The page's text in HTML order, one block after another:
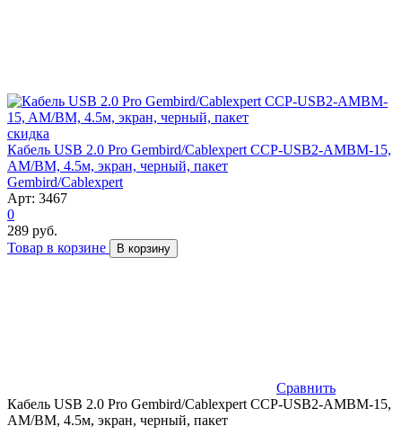
скидка
Кабель USB 2.0 Pro Gembird/Cablexpert CCP-USB2-AMBM-15,
AM/BM, 4.5м, экран, черный, пакет
Gembird/Cablexpert
Арт: 3467
0
289 руб.
Товар в корзине
В корзину
Сравнить
Кабель USB 2.0 Pro Gembird/Cablexpert CCP-USB2-AMBM-15,
AM/BM, 4.5м, экран, черный, пакет